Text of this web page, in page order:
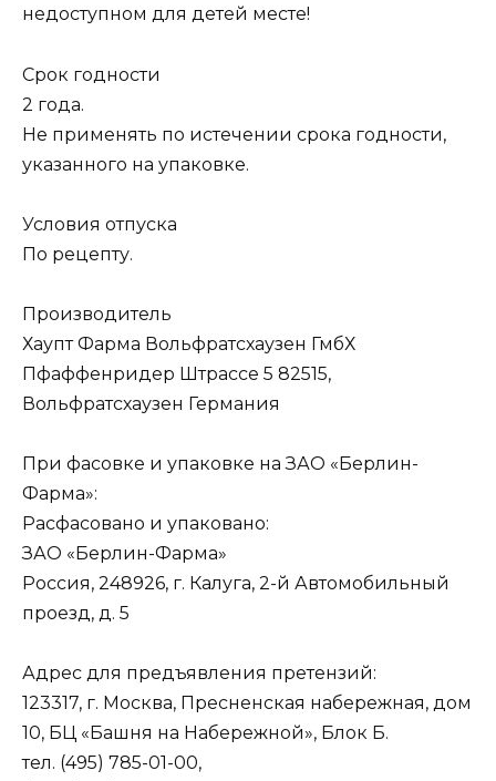
недоступном для детей месте!
Срок годности
2 года.
Не применять по истечении срока годности,
указанного на упаковке.
Условия отпуска
По рецепту.
Производитель
Хаупт Фарма Вольфратсхаузен ГмбХ
Пфаффенридер Штрассе 5 82515,
Вольфратсхаузен Германия
При фасовке и упаковке на ЗАО «Берлин-
Фарма»:
Расфасовано и упаковано:
ЗАО «Берлин-Фарма»
Россия, 248926, г. Калуга, 2-й Автомобильный
проезд, д. 5
Адрес для предъявления претензий:
123317, г. Москва, Пресненская набережная, дом
10, БЦ «Башня на Набережной», Блок Б.
тел. (495) 785-01-00,